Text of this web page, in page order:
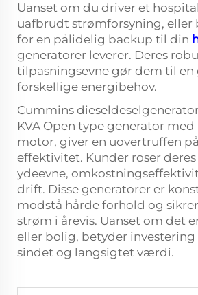
Uanset om du driver et
uafbrudt strømforsyning, eller
for en pålidelig backup til din
generatorer leverer. Deres
tilpasningsevne gør dem til
forskellige energibehov.
Cummins
KVA Open type generator med
motor, giver en uovertruffen
effektivitet. Kunder roser
ydeevne,
drift. Disse generatorer er
modstå hårde forhold og
strøm i årevis. Uanset om det
eller bolig, betyder investering
sindet og langsigtet værdi.